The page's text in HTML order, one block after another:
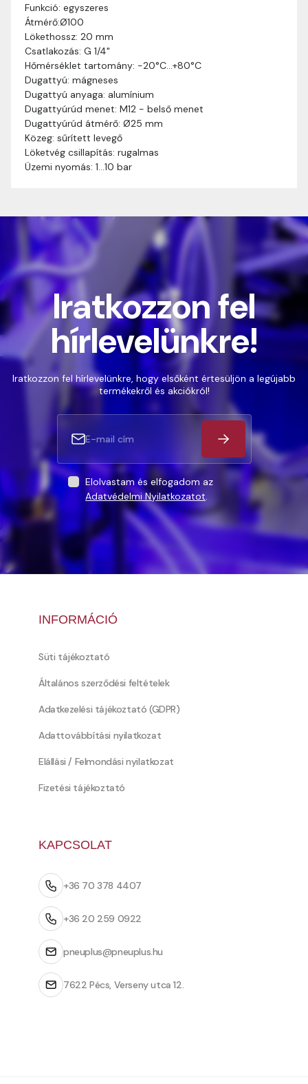
Funkció: egyszeres
Átmérő:Ø100
Lökethossz: 20 mm
Csatlakozás: G 1/4"
Hőmérséklet tartomány: -20°C…+80°C
Dugattyú: mágneses
Dugattyú anyaga: alumínium
Dugattyúrúd menet: M12 - belső menet
Dugattyúrúd átmérő: Ø25 mm
Közeg: sűrített levegő
Löketvég csillapítás: rugalmas
Üzemi nyomás: 1…10 bar
zökkenőmentesen történhessen.
Szállítási idő:
munkanapon belül kézbesítjük. Amennyiben
valamilyen okból kifolyólag a szállítás hosszabb
ideig tart, előre értesítünk benneteket.
Szállítási díj: A szállítási díj függ a termék súlyától
és a szállítási cím távolságától. A pontos szállítási
díjat a vásárlás folyamata során megtekinthetitek,
mielőtt a rendelést véglegesítitek.
Iratkozzon fel
hírlevelünkre!
Iratkozzon fel hírlevelünkre, hogy elsőként értesüljön a legújabb
termékekről és akciókról!
Elolvastam és elfogadom az
Adatvédelmi Nyilatkozatot.
INFORMÁCIÓ
Süti tájékoztató
Általános szerződési feltételek
Adatkezelési tájékoztató (GDPR)
Adattovábbítási nyilatkozat
Elállási / Felmondási nyilatkozat
Fizetési tájékoztató
KAPCSOLAT
+36 70 378 4407
+36 20 259 0922
pneuplus@pneuplus.hu
7622 Pécs, Verseny utca 12.